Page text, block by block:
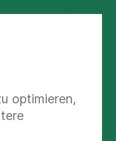
optimieren,